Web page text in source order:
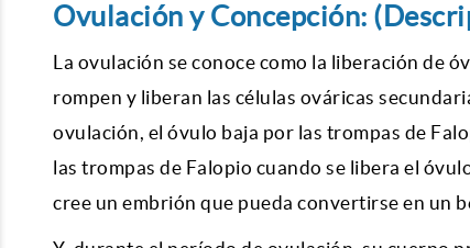
Ovulación y Concepción:
La ovulación se conoce como la liberación de
rompen y liberan las células ováricas
ovulación, el óvulo baja por las trompas de
las trompas de Falopio cuando se libera el
cree un embrión que pueda convertirse en un